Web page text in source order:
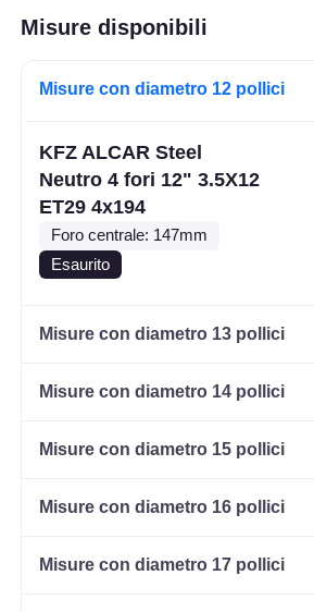
Misure disponibili
Misure con diametro 12 pollici
KFZ ALCAR Steel
Neutro 4 fori 12" 3.5X12
ET29 4x194
Foro centrale: 147mm
Esaurito
Misure con diametro 13 pollici
Misure con diametro 14 pollici
Misure con diametro 15 pollici
Misure con diametro 16 pollici
Misure con diametro 17 pollici